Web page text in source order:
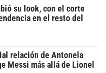
su look, con el corte
en el resto del
relación de Antonela
Messi más allá de Lionel